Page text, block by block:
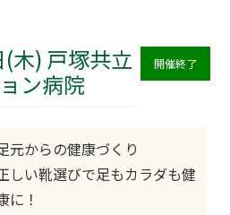
開催終了
木) 戸塚共立
ン病院
元からの健康づくり
しい靴選びで足もカラダも健
に！